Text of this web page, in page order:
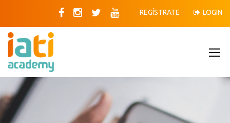
REGÍSTRATE LOGIN